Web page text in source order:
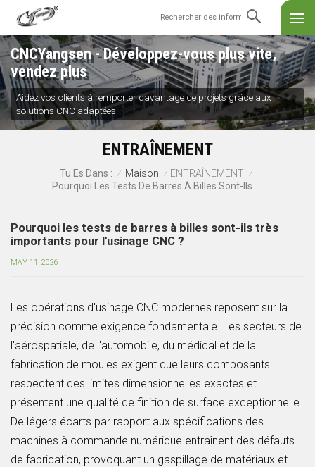
CNCYangsen - Développez-vous plus vite,
vendez plus
Aidez vos clients à remporter davantage de projets grâce aux
solutions CNC adaptées.
ENTRAÎNEMENT
Tu Es Dans : / Maison / ENTRAÎNEMENT /
Pourquoi les tests de barres à billes sont-ils très
importants pour l'usinage CNC ?
MAY 11, 2026
Les opérations d'usinage CNC modernes reposent sur la
précision comme exigence fondamentale. Les secteurs de
l'aérospatiale, de l'automobile, du médical et de la
fabrication de moules exigent que leurs composants
respectent des limites dimensionnelles exactes et
présentent une qualité de finition de surface exceptionnelle.
De légers écarts par rapport aux spécifications des
machines à commande numérique entraînent des défauts
de fabrication, provoquant un gaspillage de matériaux et